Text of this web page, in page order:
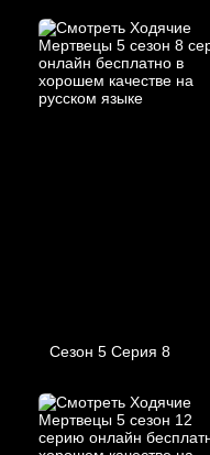
Сезон 5 Серия 8